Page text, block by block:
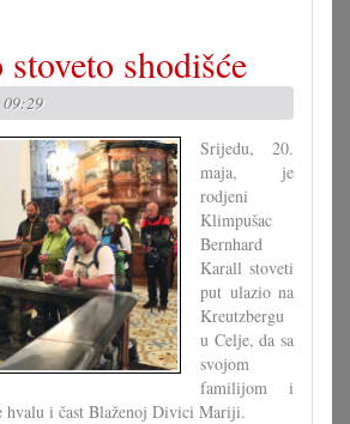
shodišće
Srijedu, 20.
maja, je
rodjeni
Klimpušac
Bernhard
Karall stoveti
put ulazio na
Kreutzbergu
u Celje, da sa
svojom
familijom i
hvalu i čast Blaženoj Divici Mariji.